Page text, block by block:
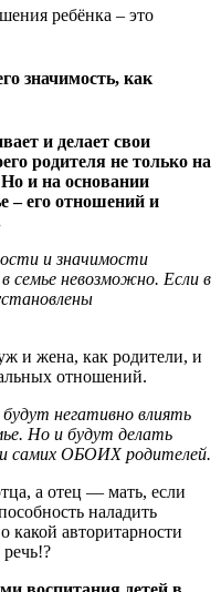
значимость, как
и делает свои
родителя не только на
и на основании
– его отношений и
и значимости
семье невозможно. Если в
и жена, как родители, и
отношений.
негативно влиять
Но и будут делать
самих ОБОИХ родителей.
а отец — мать, если
наладить
какой авторитарности